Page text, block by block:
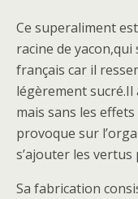
Ce superaliment
racine de yacon,qui
français car il
légèrement
mais sans les
provoque sur
s’ajouter les
Sa fabrication